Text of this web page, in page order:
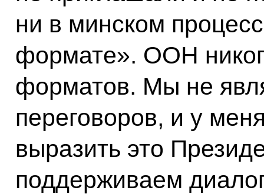
ни в минском
формате». ООН
форматов. Мы не
переговоров, и у
выразить это
поддерживаем